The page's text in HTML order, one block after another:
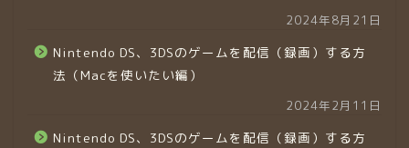
2024年8月21日
Nintendo DS、3DSのゲームを配信（録画）する方
法（Macを使いたい編）
2024年2月11日
Nintendo DS、3DSのゲームを配信（録画）する方